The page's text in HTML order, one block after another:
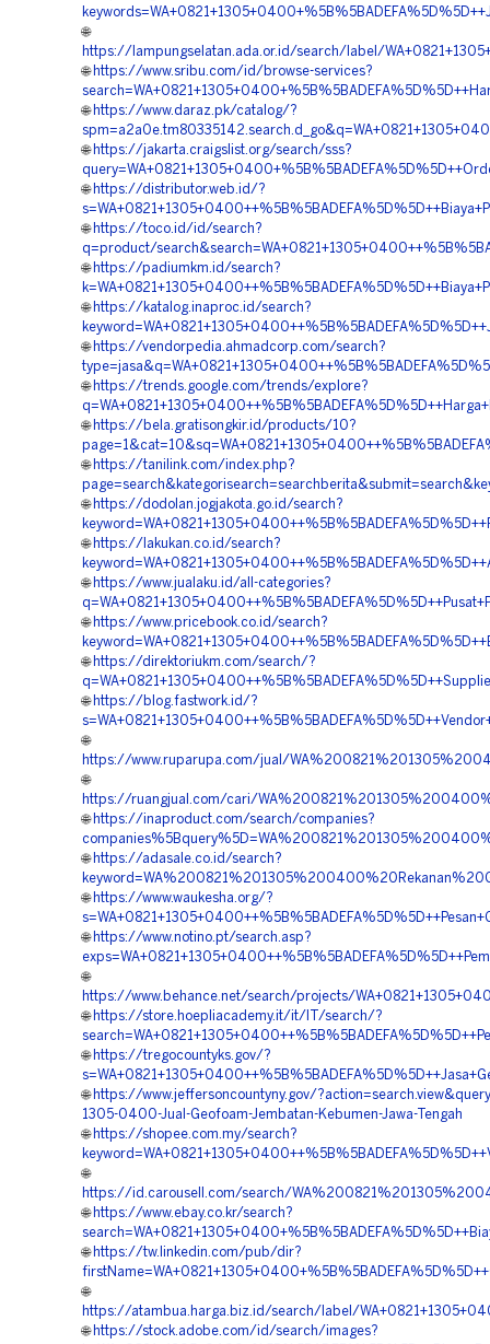
🌐
https://lampungselatan.ada.or.id/search/label/
🌐 https://www.sribu.com/id/browse-services?
🌐 https://www.daraz.pk/catalog/?
🌐 https://jakarta.craigslist.org/search/sss?
🌐 https://distributor.web.id/?
🌐 https://toco.id/id/search?
q=product/
🌐 https://padiumkm.id/search?
🌐 https://katalog.inaproc.id/search?
🌐 https://vendorpedia.ahmadcorp.com/search?
🌐 https://trends.google.com/trends/explore?
🌐 https://bela.gratisongkir.id/products/10?
🌐 https://tanilink.com/index.php?
🌐 https://dodolan.jogjakota.go.id/search?
🌐 https://lakukan.co.id/search?
🌐 https://www.jualaku.id/all-categories?
🌐 https://www.pricebook.co.id/search?
🌐 https://direktoriukm.com/search/?
🌐 https://blog.fastwork.id/?
🌐
https://www.ruparupa.com/jual/
🌐
https://ruangjual.com/cari/
🌐 https://inaproduct.com/search/companies?
🌐 https://adasale.co.id/search?
🌐 https://www.waukesha.org/?
🌐 https://www.notino.pt/search.asp?
🌐
https://www.behance.net/search/projects/
🌐 https://store.hoepliacademy.it/it/IT/search/?
🌐 https://tregocountyks.gov/?
🌐 https://www.jeffersoncountyny.gov/
1305-0400-Jual-Geofoam-Jembatan-Kebumen-Jawa-Tengah
🌐 https://shopee.com.my/search?
🌐
https://id.carousell.com/search/
🌐 https://www.ebay.co.kr/search?
🌐 https://tw.linkedin.com/pub/dir?
🌐
https://atambua.harga.biz.id/search/label/
🌐 https://stock.adobe.com/id/search/images?